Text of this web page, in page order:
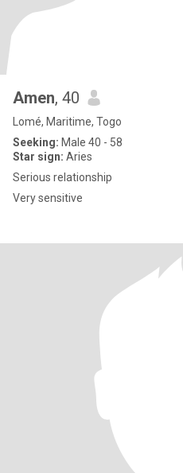
Amen, 40
Lomé, Maritime, Togo
Seeking: Male 40 - 58
Star sign: Aries
Serious relationship
Very sensitive